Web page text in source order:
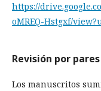
https://
oMREQ-Hstgxf/
Revisión por pares
Los manuscritos